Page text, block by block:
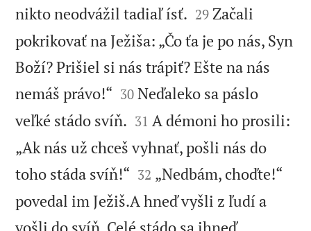
nikto neodvážil tadiaľ ísť. 

29 Začali
pokrikovať na Ježiša: „Čo ťa je po nás, Syn
Boží? Prišiel si nás trápiť? Ešte na nás
nemáš právo!“ 

30 Neďaleko sa páslo
veľké stádo svíň. 

31 A démoni ho prosili:
„Ak nás už chceš vyhnať, pošli nás do
toho stáda svíň!“ 

32 „Nedbám, choďte!“
povedal im Ježiš.A hneď vyšli z ľudí a
vošli do svíň. Celé stádo sa ihneď